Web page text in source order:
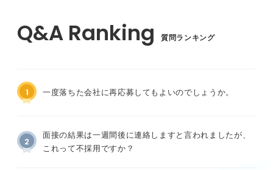
質問ランキング
1 一度落ちた会社に再応募してもよいのでしょうか。
2
面接の結果は一週間後に連絡しますと言われましたが、
これって不採用ですか？